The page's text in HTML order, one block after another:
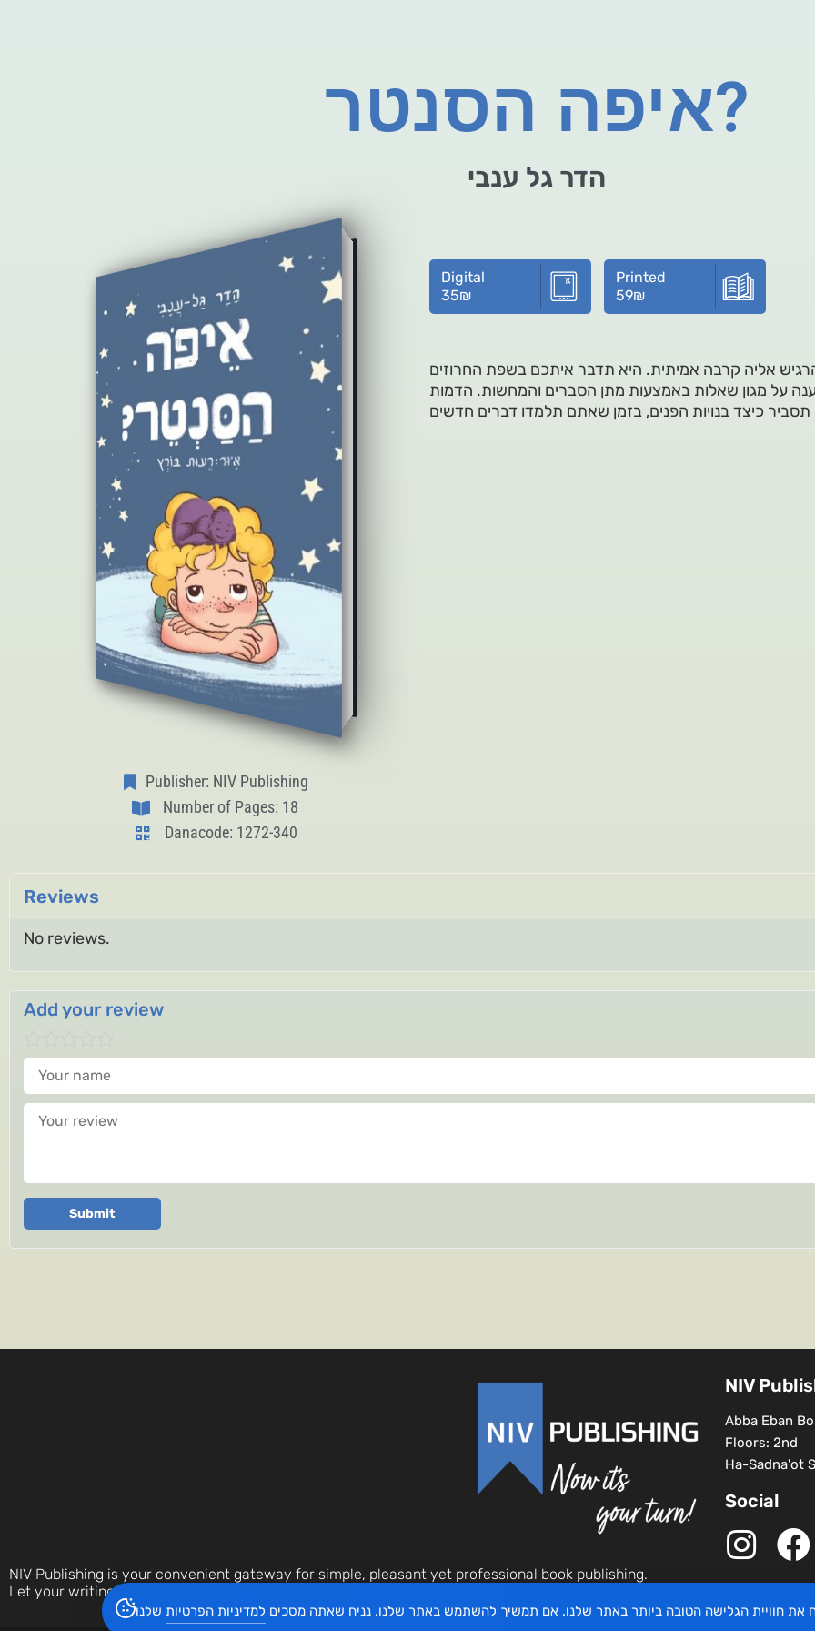
איפה הסנטר?
הדר גל ענבי
Publisher: NIV Publishing
Number of Pages: 18
Danacode: 1272-340
Digital
35₪
Printed
59₪
אליה קרבה אמיתית. היא תדבר איתכם בשפת החרוזים
על מגון שאלות באמצעות מתן הסברים והמחשות. הדמות
Reviews
No reviews.
Add your review
Your name
Your review
Submit
NIV Publishing is your convenient gateway for simple, pleasant yet professional book publishing.
Let your writings be discovered by the world today.
NIV
Abba Eban
Floors: 2nd
Ha-Sadna'ot
Social
את חוויית הגלישה הטובה ביותר באתר שלנו. אם תמשיך להשתמש באתר שלנו, נניח שאתה מסכים למדיניות הפרטיות